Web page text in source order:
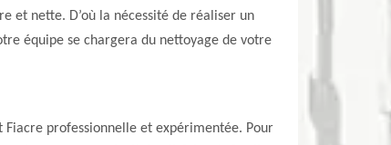
et nette. D’où la nécessité de réaliser un
équipe se chargera du nettoyage de votre
Fiacre professionnelle et expérimentée. Pour